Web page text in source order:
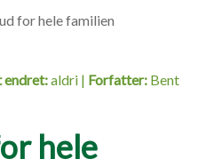
for hele familien
endret:aldri | Forfatter: Bent
hele